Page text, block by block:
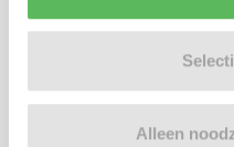
Alleen
Oppas zoeken